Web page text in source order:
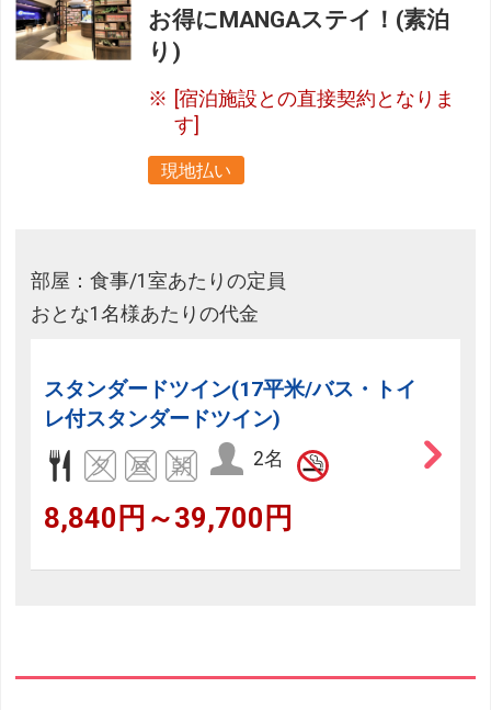
お得にMANGAステイ！(素泊
り)
[宿泊施設との直接契約となりま
す]
現地払い
部屋：食事/1室あたりの定員
おとな1名様あたりの代金
スタンダードツイン(17平米/バス・トイ
レ付スタンダードツイン)
2名
8,840円～39,700円